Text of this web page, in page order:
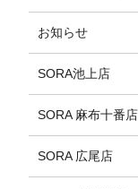
お知らせ
SORA池上店
SORA 麻布十番店
SORA 広尾店